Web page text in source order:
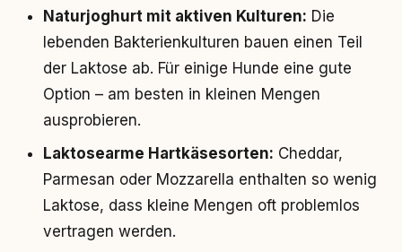
Naturjoghurt mit aktiven Kulturen: Die
lebenden Bakterienkulturen bauen einen Teil
der Laktose ab. Für einige Hunde eine gute
Option – am besten in kleinen Mengen
ausprobieren.
Laktosearme Hartkäsesorten: Cheddar,
Parmesan oder Mozzarella enthalten so wenig
Laktose, dass kleine Mengen oft problemlos
vertragen werden.